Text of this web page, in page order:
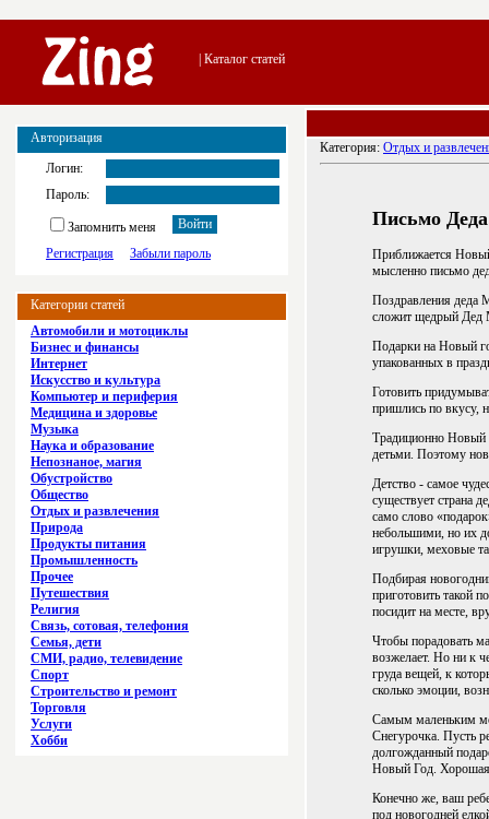
| Каталог статей
Авторизация
Логин:
Пароль:
Запомнить меня
Регистрация
Забыли пароль
Категории статей
Автомобили и мотоциклы
Бизнес и финансы
Интернет
Искусство и культура
Компьютер и периферия
Медицина и здоровье
Музыка
Наука и образование
Непознаное, магия
Обустройство
Общество
Отдых и развлечения
Природа
Продукты питания
Промышленность
Прочее
Путешествия
Религия
Связь, сотовая, телефония
Семья, дети
СМИ, радио, телевидение
Спорт
Строительство и ремонт
Торговля
Услуги
Хобби
Категория: Отдых и
Письмо
Приближается
мысленно письмо
Поздравления деда
сложит щедрый Дед
Подарки на Новый
упакованных в
Готовить
пришлись по вкусу,
Традиционно Новый
детьми. Поэтому
Детство - самое
существует страна
само слово
небольшими, но их
игрушки, меховые
Подбирая
приготовить такой
посидит на месте,
Чтобы порадовать
возжелает. Но ни к
груда вещей, к
сколько эмоции,
Самым маленьким
Снегурочка. Пусть
долгожданный
Новый Год. Хорошая
Конечно же, ваш
под новогодней